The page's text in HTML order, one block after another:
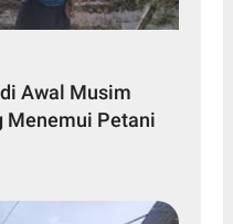
Awal Musim
Menemui Petani